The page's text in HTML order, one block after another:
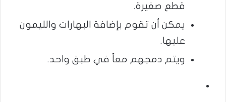
قطع صغيرة.
يمكن أن تقوم بإضافة البهارات والليمون
عليها.
ويتم دمجهم معاً في طبق واحد.